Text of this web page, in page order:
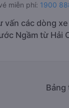
miễn phí: 1900
vấn các dòng
Ngầm từ Hải
Bảng